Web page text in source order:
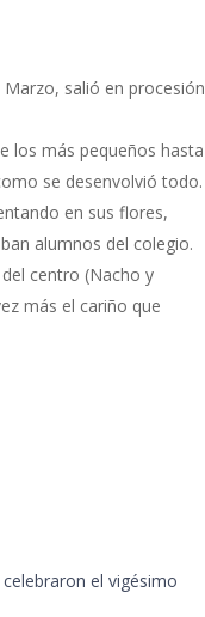
salió en procesión
los más pequeños hasta
se desenvolvió todo.
en sus flores,
alumnos del colegio.
centro (Nacho y
más el cariño que
el vigésimo